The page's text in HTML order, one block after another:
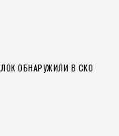
ОБНАРУЖИЛИ В СКО